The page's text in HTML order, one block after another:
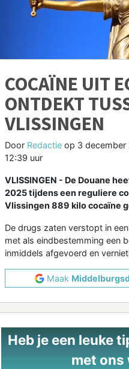
COCAÏNE UIT
ONTDEKT
VLISSINGEN
Door Redactie op 3 december
12:39 uur
VLISSINGEN - De Douane
2025 tijdens een reguliere
Vlissingen 889 kilo cocaïne
De drugs zaten verstopt in
met als eindbestemming een
inmiddels afgevoerd en
Maak
Heb je een leuke
met ons